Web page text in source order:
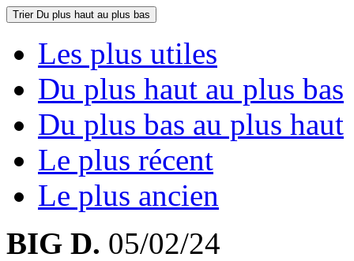
Trier Du plus haut au plus bas
Les plus utiles
Du plus haut au plus bas
Du plus bas au plus haut
Le plus récent
Le plus ancien
BIG D. 05/02/24